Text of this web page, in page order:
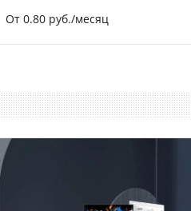
От 0.80 руб./месяц